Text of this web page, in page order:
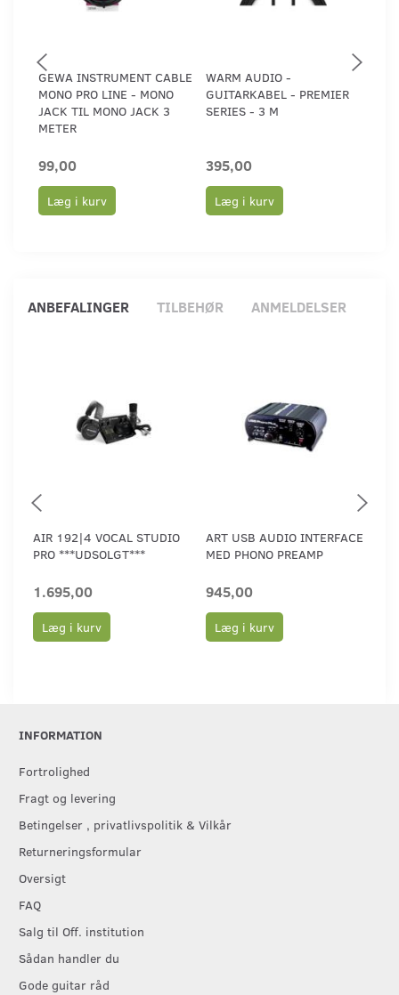
GEWA INSTRUMENT CABLE
MONO PRO LINE - MONO
JACK TIL MONO JACK 3
METER
99,00
Læg i kurv
WARM AUDIO -
GUITARKABEL - PREMIER
SERIES - 3 M
395,00
Læg i kurv
ANBEFALINGER TILBEHØR ANMELDELSER
AIR 192|4 VOCAL STUDIO
PRO ***UDSOLGT***
1.695,00
Læg i kurv
ART USB AUDIO INTERFACE
MED PHONO PREAMP
945,00
Læg i kurv
INFORMATION
Fortrolighed
Fragt og levering
Betingelser , privatlivspolitik & Vilkår
Returneringsformular
Oversigt
FAQ
Salg til Off. institution
Sådan handler du
Gode guitar råd